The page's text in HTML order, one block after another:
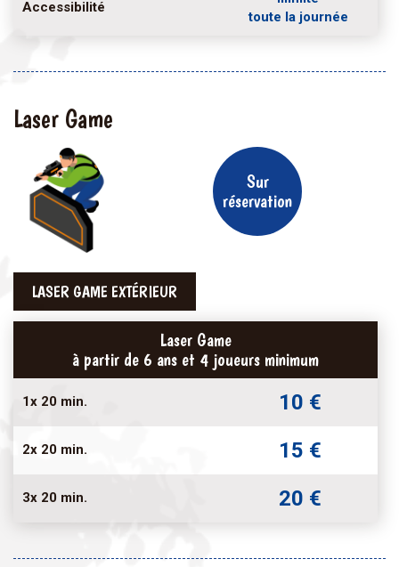
Accessibilité
toute la journée
Laser Game
Sur
réservation
LASER GAME EXTÉRIEUR
Laser Game
à partir de 6 ans et 4 joueurs minimum
1x 20 min. 10 €
2x 20 min. 15 €
3x 20 min. 20 €